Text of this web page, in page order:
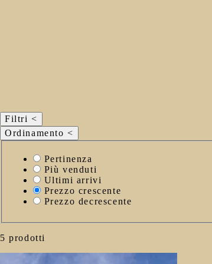
Filtri<
Ordinamento<
criterio
ordinamento
Pertinenza
Più venduti
Ultimi arrivi
Prezzo crescente
Prezzo decrescente
5 prodotti